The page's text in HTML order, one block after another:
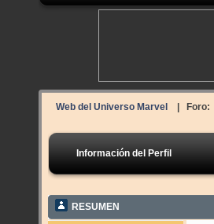
Web del Universo Marvel | Foro:
Información del Perfil
RESUMEN